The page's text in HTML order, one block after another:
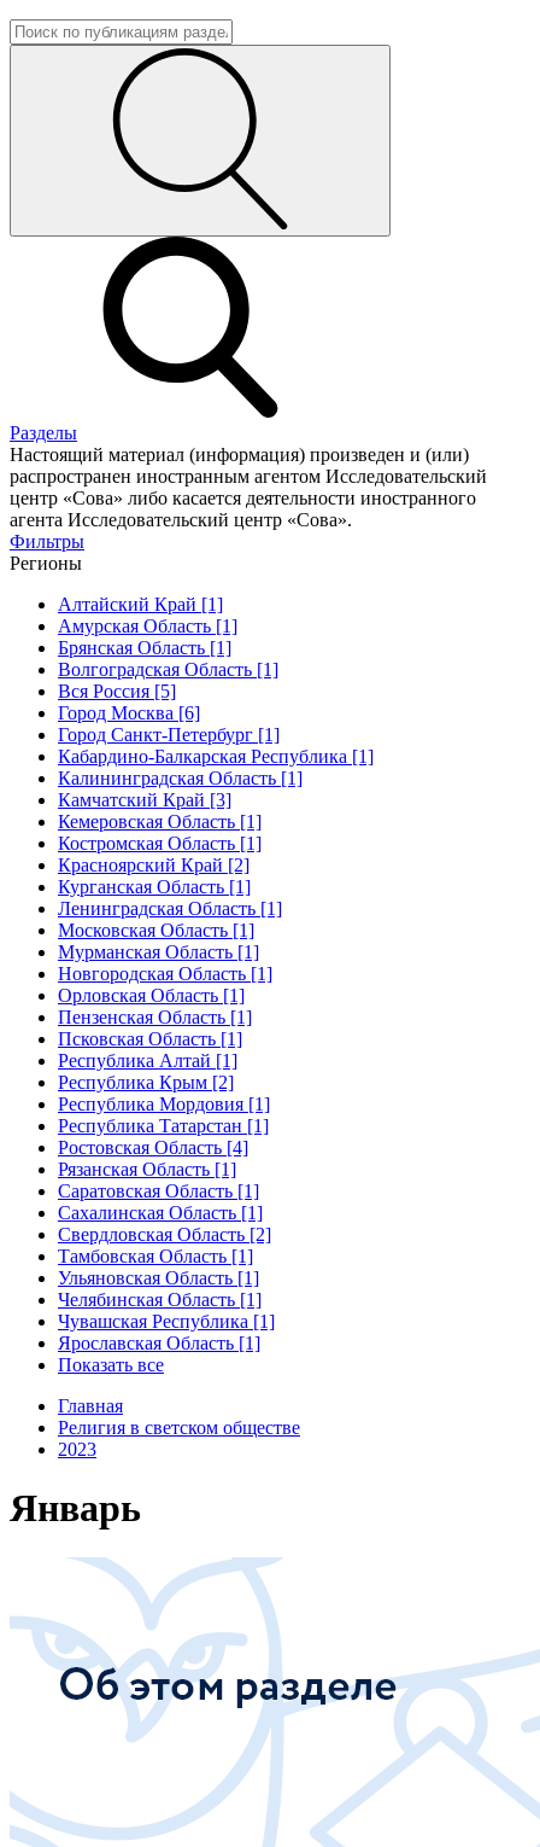
Разделы
Настоящий материал (информация) произведен и (или)
распространен иностранным агентом Исследовательский
центр «Сова» либо касается деятельности иностранного
агента Исследовательский центр «Сова».
Фильтры
Регионы
Алтайский Край [1]
Амурская Область [1]
Брянская Область [1]
Волгоградская Область [1]
Вся Россия [5]
Город Москва [6]
Город Санкт-Петербург [1]
Кабардино-Балкарская Республика [1]
Калининградская Область [1]
Камчатский Край [3]
Кемеровская Область [1]
Костромская Область [1]
Красноярский Край [2]
Курганская Область [1]
Ленинградская Область [1]
Московская Область [1]
Мурманская Область [1]
Новгородская Область [1]
Орловская Область [1]
Пензенская Область [1]
Псковская Область [1]
Республика Алтай [1]
Республика Крым [2]
Республика Мордовия [1]
Республика Татарстан [1]
Ростовская Область [4]
Рязанская Область [1]
Саратовская Область [1]
Сахалинская Область [1]
Свердловская Область [2]
Тамбовская Область [1]
Ульяновская Область [1]
Челябинская Область [1]
Чувашская Республика [1]
Ярославская Область [1]
Показать все
Главная
Религия в светском обществе
2023
Январь